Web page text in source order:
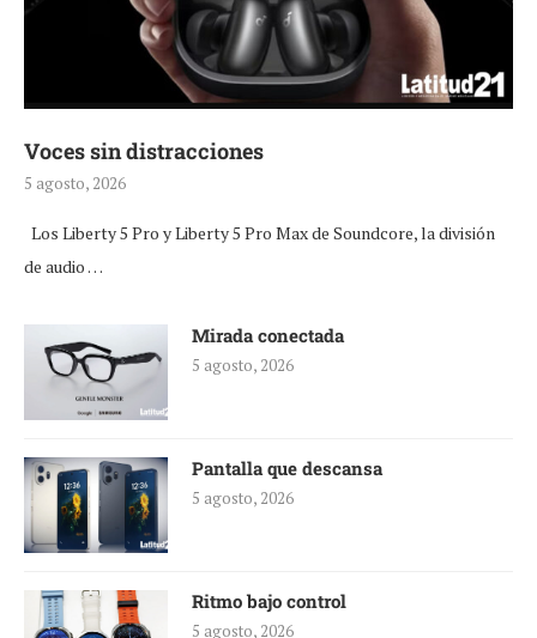
Voces sin distracciones
5 agosto, 2026
Los Liberty 5 Pro y Liberty 5 Pro Max de Soundcore, la división
de audio …
Mirada conectada
5 agosto, 2026
Pantalla que descansa
5 agosto, 2026
Ritmo bajo control
5 agosto, 2026